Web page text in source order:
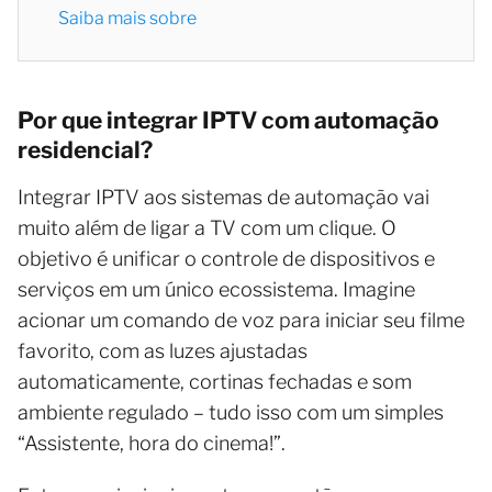
Saiba mais sobre
Por que integrar IPTV com automação
residencial?
Integrar IPTV aos sistemas de automação vai
muito além de ligar a TV com um clique. O
objetivo é unificar o controle de dispositivos e
serviços em um único ecossistema. Imagine
acionar um comando de voz para iniciar seu filme
favorito, com as luzes ajustadas
automaticamente, cortinas fechadas e som
ambiente regulado – tudo isso com um simples
“Assistente, hora do cinema!”.